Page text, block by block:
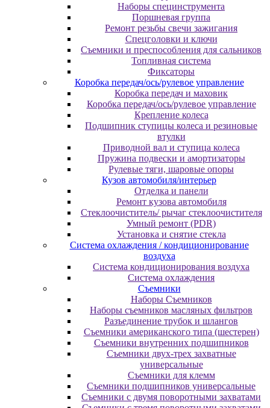
Наборы специнструмента
Поршневая группа
Ремонт резьбы свечи зажигания
Спецголовки и ключи
Съемники и преспособления для сальников
Топливная система
Фиксаторы
Коробка передач/ось/рулевое управление
Коробка передач и маховик
Коробка передач/ось/рулевое управление
Крепление колеса
Подшипник ступицы колеса и резиновые
втулки
Приводной вал и ступица колеса
Пружина подвески и амортизаторы
Рулевые тяги, шаровые опоры
Кузов автомобиля/интерьер
Отделка и панели
Ремонт кузова автомобиля
Стеклоочиститель/ рычаг стеклоочистителя
Умный ремонт (PDR)
Установка и снятие стекла
Система охлаждения / кондиционирование
воздуха
Система кондиционирования воздуха
Система охлаждения
Съемники
Наборы Съемников
Наборы съемников масляных фильтров
Разъединение трубок и шлангов
Съемники американского типа (шестерен)
Съемники внутренних подшипников
Съемники двух-трех захватные
универсальные
Съемники для клемм
Съемники подшипников универсальные
Съемники с двумя поворотными захватами